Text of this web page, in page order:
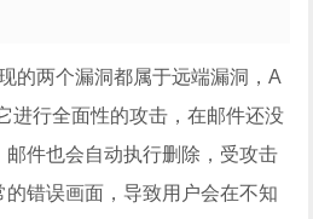
的两个漏洞都属于远端漏洞，A
进行全面性的攻击，在邮件还没
件也会自动执行删除，受攻击
错误画面，导致用户会在不知